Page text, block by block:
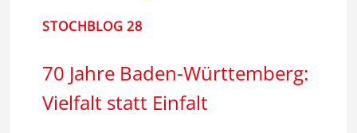
STOCHBLOG 28
70 Jahre Baden-Württemberg:
Vielfalt statt Einfalt